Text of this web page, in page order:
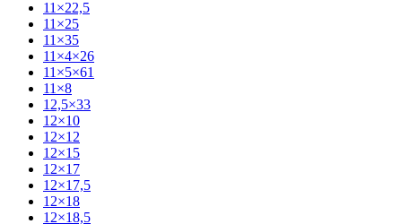
11×22,5
11×25
11×35
11×4×26
11×5×61
11×8
12,5×33
12×10
12×12
12×15
12×17
12×17,5
12×18
12×18,5